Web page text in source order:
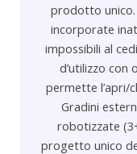
prodotto unico.
incorporate
impossibili al
d’utilizzo con
permette l’apri/
Gradini
robotizzate
progetto unico